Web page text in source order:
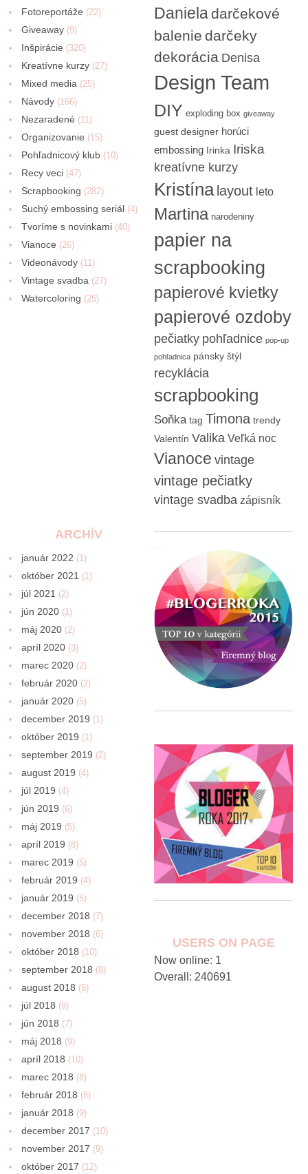
Fotoreportáže (22)
Giveaway (9)
Inšpirácie (320)
Kreatívne kurzy (27)
Mixed media (25)
Návody (166)
Nezaradené (11)
Organizovanie (15)
Pohľadnicový klub (10)
Recy veci (47)
Scrapbooking (282)
Suchý embossing seriál (4)
Tvoríme s novinkami (40)
Vianoce (26)
Videonávody (11)
Vintage svadba (27)
Watercoloring (25)
Daniela darčekové
balenie darčeky
dekorácia Denisa
Design Team
DIY exploding box giveaway
guest designer horúci
embossing Irinka Iriska
kreatívne kurzy
Kristína layout leto
Martina narodeniny
papier na
scrapbooking
papierové kvietky
papierové ozdoby
pečiatky pohľadnice pop-up
pohľadnica pánsky štýl
recyklácia
scrapbooking
Soňka tag Timona trendy
Valentín Valika Veľká noc
Vianoce vintage
vintage pečiatky
vintage svadba zápisník
ARCHÍV
január 2022 (1)
október 2021 (1)
júl 2021 (2)
jún 2020 (1)
máj 2020 (2)
apríl 2020 (3)
marec 2020 (2)
február 2020 (2)
január 2020 (5)
december 2019 (1)
október 2019 (1)
september 2019 (2)
august 2019 (4)
júl 2019 (4)
jún 2019 (6)
máj 2019 (5)
apríl 2019 (8)
marec 2019 (5)
február 2019 (4)
január 2019 (5)
december 2018 (7)
november 2018 (6)
október 2018 (10)
september 2018 (8)
august 2018 (8)
júl 2018 (9)
jún 2018 (7)
máj 2018 (9)
apríl 2018 (10)
marec 2018 (8)
február 2018 (8)
január 2018 (9)
december 2017 (10)
november 2017 (9)
október 2017 (12)
USERS ON PAGE
Now online: 1
Overall: 240691